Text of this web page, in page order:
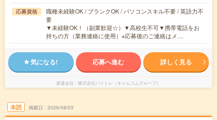
応募資格
職種未経験OK / ブランクOK / パソコンスキル不要 / 英語力不
要
▼未経験OK！（副業歓迎☆）▼高校生不可▼携帯電話をお
持ちの方（業務連絡に使用）※応募後のご連絡はメ…
気になる! 応募へ進む 詳しく見る
派遣会社 株式会社バイトレ（キャムコムグループ）
未読 掲載日 2026/08/03